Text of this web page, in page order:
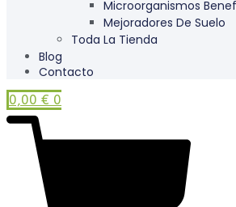
Microorganismos
Mejoradores De Suelo
Toda La Tienda
Blog
Contacto
0,00 € 0